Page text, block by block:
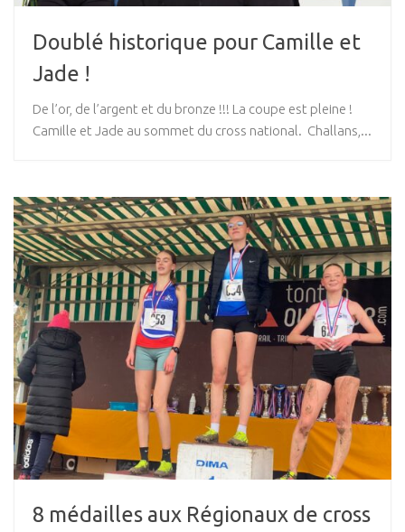
Doublé historique pour Camille et
Jade !
De l’or, de l’argent et du bronze !!! La coupe est pleine !
Camille et Jade au sommet du cross national. Challans,...
8 médailles aux Régionaux de cross